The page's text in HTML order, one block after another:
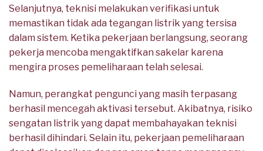
Selanjutnya, teknisi melakukan verifikasi untuk
memastikan tidak ada tegangan listrik yang tersisa
dalam sistem. Ketika pekerjaan berlangsung, seorang
pekerja mencoba mengaktifkan sakelar karena
mengira proses pemeliharaan telah selesai.
Namun, perangkat pengunci yang masih terpasang
berhasil mencegah aktivasi tersebut. Akibatnya, risiko
sengatan listrik yang dapat membahayakan teknisi
berhasil dihindari. Selain itu, pekerjaan pemeliharaan